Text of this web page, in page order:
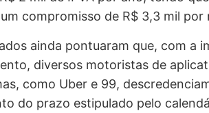
compromisso de R$ 3,3 mil
ainda pontuaram que, com a
diversos motoristas de
como Uber e 99,
do prazo estipulado pelo